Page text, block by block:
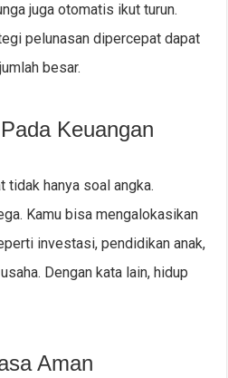
juga otomatis ikut turun.
pelunasan dipercepat dapat
besar.
Keuangan
tidak hanya soal angka.
Kamu bisa mengalokasikan
investasi, pendidikan anak,
Dengan kata lain, hidup
Aman